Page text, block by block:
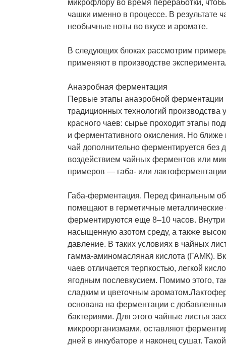
микрофлору во время переработки,
чашки именно в процессе. В результате
необычные ноты во вкусе и аромате.
В следующих блоках рассмотрим
применяют в производстве
Анаэробная ферментация
Первые этапы анаэробной ферментации
традиционных технологий производства
красного чаев: сырье проходит этапы
и ферментативного окисления. Но
чай дополнительно ферментируется без
воздействием чайных ферментов или
примеров — габа- или
Габа-ферментация. Перед финальным
помещают в герметичные металлические
ферментируются еще 8–10 часов.
насыщенную азотом среду, а также
давление. В таких условиях в чайных
гамма-аминомасляная кислота (ГАМК).
чаев отличается терпкостью, легкой
ягодным послевкусием. Помимо этого,
сладким и цветочным
основана на ферментации с
бактериями. Для этого чайные листья
микроорганизмами, оставляют
дней в инкубаторе и наконец сушат.